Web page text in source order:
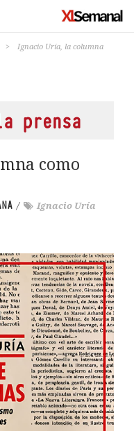
>
Ignacio Uría, la columna
prensa
como
/ Ignacio Uría